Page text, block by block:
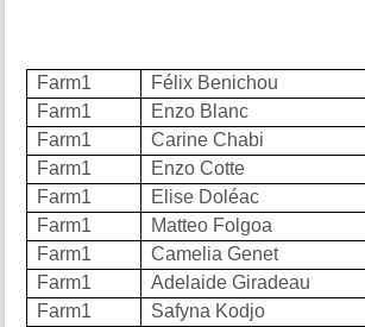
Farm1 Félix Benichou
Farm1
Enzo Blanc
Farm1
Carine Chabi
Farm1
Enzo Cotte
Farm1
Elise Doléac
Farm1
Matteo Folgoa
Farm1
Camelia Genet
Farm1
Adelaide Giradeau
Farm1
Safyna Kodjo